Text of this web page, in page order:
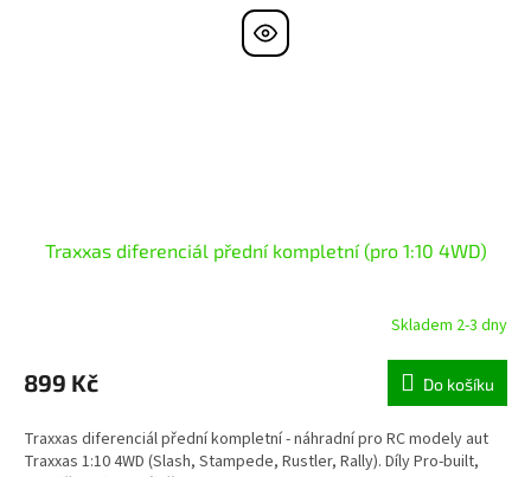
Traxxas diferenciál přední kompletní (pro 1:10 4WD)
Skladem 2-3 dny
899 Kč Do košíku
Traxxas diferenciál přední kompletní - náhradní pro RC modely aut
Traxxas 1:10 4WD (Slash, Stampede, Rustler, Rally). Díly Pro-built,